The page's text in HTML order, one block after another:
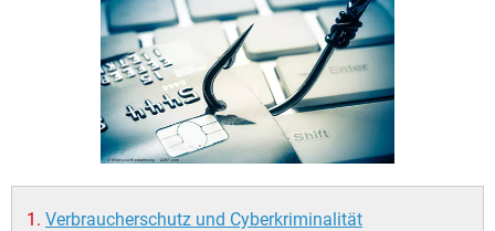
HARDWARE
HARDWARE
Verbraucherschutz und Cyberkriminalität